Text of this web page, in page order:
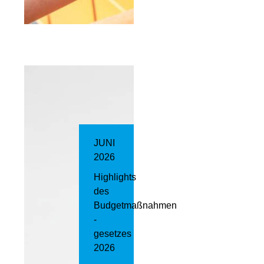
JUNI
2026
Highlights
des
Budgetmaßnahmen​
­
gesetzes
2026